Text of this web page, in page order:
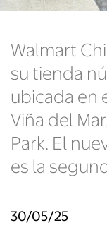
Walmart
su tienda
ubicada en
Viña del
Park. El
es la
30/05/25